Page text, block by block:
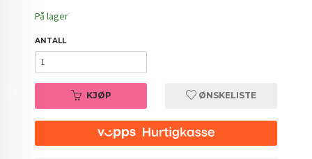
På lager
ANTALL
KJØP ØNSKELISTE